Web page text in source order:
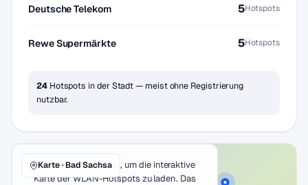
Deutsche Telekom 5Hotspots
Rewe Supermärkte 5Hotspots
24Hotspots in der Stadt — meist ohne Registrierung
nutzbar.
Klicke auf den Button, um die interaktive
Karte der WLAN-Hotspots zu laden. Das
Karte · Bad Sachsa